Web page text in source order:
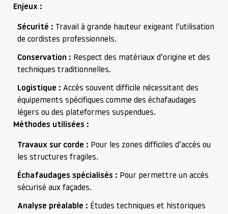
Enjeux :
Sécurité : Travail à grande hauteur exigeant l’utilisation
de cordistes professionnels.
Conservation : Respect des matériaux d’origine et des
techniques traditionnelles.
Logistique : Accès souvent difficile nécessitant des
équipements spécifiques comme des échafaudages
légers ou des plateformes suspendues.
Méthodes utilisées :
Travaux sur corde : Pour les zones difficiles d’accès ou
les structures fragiles.
Échafaudages spécialisés : Pour permettre un accès
sécurisé aux façades.
Analyse préalable : Études techniques et historiques